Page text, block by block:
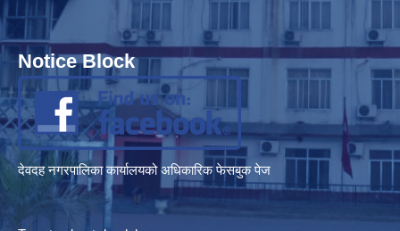
Notice Block
देवदह नगरपालिका कार्यालयको अधिकारिक फेसबुक पेज